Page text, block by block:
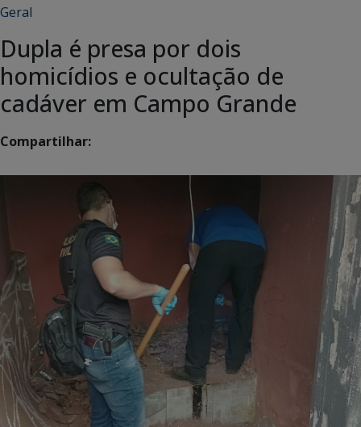
Geral
Dupla é presa por dois
homicídios e ocultação de
cadáver em Campo Grande
Compartilhar: